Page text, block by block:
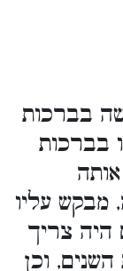
בברכות
בברכות
מבקש עליו
היה צריך
וכן